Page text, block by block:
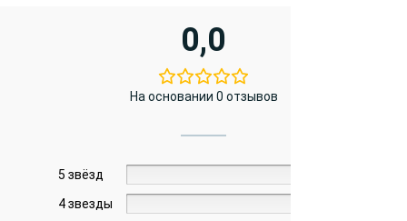
0,0
На основании 0 отзывов
5 звёзд
4 звезды